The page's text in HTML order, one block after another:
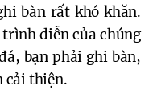
bàn rất khó khăn.
diễn của chúng
bạn phải ghi bàn,
cải thiện.